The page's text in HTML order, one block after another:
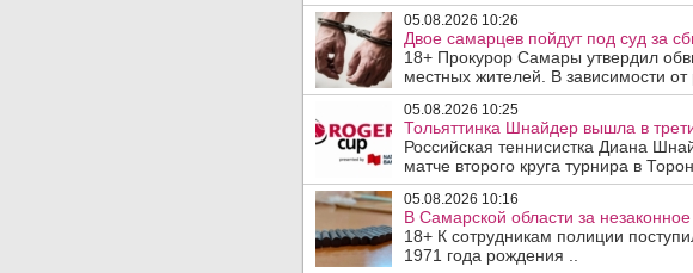
05.08.2026 10:26
Двое самарцев пойдут под суд за
18+ Прокурор Самары утвердил
местных жителей. В зависимости от
05.08.2026 10:25
Тольяттинка Шнайдер вышла в
Российская теннисистка Диана
матче второго круга турнира в
05.08.2026 10:16
В Самарской области за
18+ К сотрудникам полиции
1971 года рождения ..